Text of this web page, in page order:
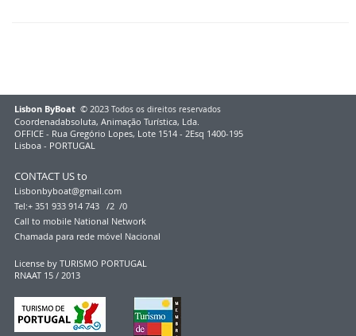
Lisbon ByBoat © 2023 Todos os direitos reservados
Coordenadabsoluta, Animação Turística, Lda.
OFFICE - Rua Gregório Lopes, Lote 1514 - 2Esq 1400-195
Lisboa - PORTUGAL
CONTACT US to
Lisbonbyboat@gmail.com
Tel:+ 351 933 914 743 /2 /0
Call to mobile National Network
Chamada para rede móvel Nacional
License by TURISMO PORTUGAL
RNAAT 15 / 2013